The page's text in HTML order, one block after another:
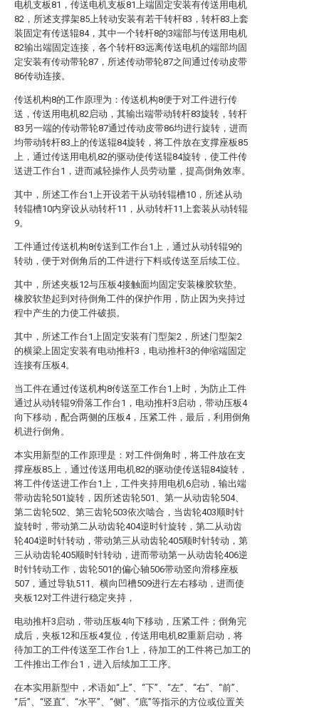
电机支板81，传送电机支板81上端固定安装有传送用电机
82，所述支撑架85上转动安装有若干转杆83，转杆83上套
装固定有传送辊84，其中一个转杆8的3端部与传送用电机
82输出端固定连接，各个转杆83远离传送电机的端部均固
定安装有传动带轮87，所述传动带轮87之间通过传动皮带
86传动连接。
传送机构8的工作原理为：传送机构8便于对工件进行传
送，传送用电机82启动，其输出端带动转杆83旋转，转杆
83另一端的传动带轮87通过传动皮带86均进行旋转，进而
均带动转杆83上的传送辊84旋转，将工件放在支撑座板85
上，通过传送用电机82的驱动使传送辊84旋转，使工件传
送进工作台1，进而减轻操作人员劳动量，提高倒角效率。
其中，所述工作台1上开设若干从动转辊槽10，所述从动
转辊槽10内穿设从动转杆11，从动转杆11上套装从动转辊
9。
工件通过传送机构8传送到工作台1上，通过从动转辊9的
转动，便于对倒角后的工件进行下料或传送至后续工位。
其中，所述夹板12与压板4接触面均固定安装橡胶软垫。
橡胶软垫起到对待倒角工件的保护作用，防止因为夹持过
程中产生的力使工件破损。
其中，所述工作台1上固定安装有门型架2，所述门型架2
的横梁上固定安装有电动推杆3，电动推杆3的伸缩端固定
连接有压板4。
当工件在通过传送机构8传送至工作台1上时，为防止工件
通过从动转辊9滑落工作台1，电动推杆3启动，带动压板4
向下移动，配合两侧的压板4，压紧工件，最后，利用倒角
机进行倒角。
本实用新型的工作原理是：对工件倒角时，将工件放在支
撑座板85上，通过传送用电机82的驱动使传送辊84旋转，
将工件传送进工作台1上，工件夹持用电机6启动，输出端
带动齿轮501旋转，因所述齿轮501、第一从动齿轮504、
第二齿轮502、第三齿轮503依次啮合，当齿轮403顺时针
旋转时，带动第二从动齿轮404逆时针旋转，第二从动齿
轮404逆时针转动，带动第三从动齿轮405顺时针转动，第
三从动齿轮405顺时针转动，进而带动第一从动齿轮406逆
时针转动工作，齿轮501的偏心轴506带动竖向滑移座板
507，通过导轨511、横向凹槽509进行左右移动，进而使
夹板12对工件进行稳定夹持，
电动推杆3启动，带动压板4向下移动，压紧工件；倒角完
成后，夹板12和压板4复位，传送用电机82重新启动，将
待加工的工件传送至工作台1上，待加工的工件将已加工的
工件推出工作台1，进入后续加工工序。
在本实用新型中，术语如“上”、“下”、“左”、“右”、“前”、
“后”、“竖直”、“水平”、“侧”、“底”等指示的方位或位置关